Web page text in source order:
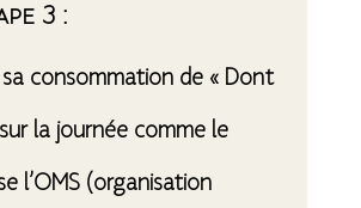
3 :
sa consommation de « Dont
sur la journée comme le
l’OMS (organisation